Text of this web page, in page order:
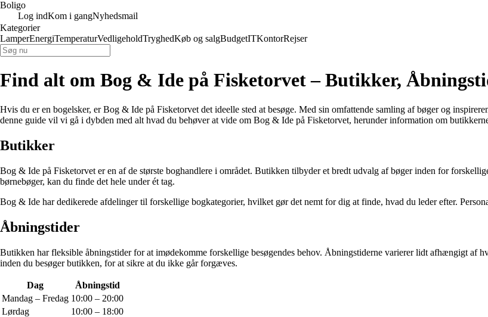
Boligo
Log indKom i gangNyhedsmail
Kategorier
LamperEnergiTemperaturVedligeholdTryghedKøb og salgBudgetITKontorRejser
Find alt om Bog & Ide på Fisketorvet – Butikker,
Hvis du er en bogelsker, er Bog & Ide på Fisketorvet det ideelle sted at besøge. Med sin omfattende samling af bøger og
denne guide vil vi gå i dybden med alt hvad du behøver at vide om Bog & Ide på Fisketorvet, herunder information om
Butikker
Bog & Ide på Fisketorvet er en af de største boghandlere i området. Butikken tilbyder et bredt udvalg af bøger inden for
børnebøger, kan du finde det hele under ét tag.
Bog & Ide har dedikerede afdelinger til forskellige bogkategorier, hvilket gør det nemt for dig at finde, hvad du leder efter.
Åbningstider
Butikken har fleksible åbningstider for at imødekomme forskellige besøgendes behov. Åbningstiderne varierer lidt afhængigt af
inden du besøger butikken, for at sikre at du ikke går forgæves.
Dag
Åbningstid
Mandag – Fredag 10:00 – 20:00
Lørdag
10:00 – 18:00